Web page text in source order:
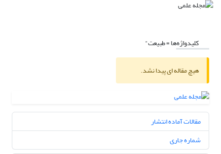
کلیدواژه‌ها =طبیعت"
هیچ مقاله ای پیدا نشد.
مقالات آماده انتشار
شماره جاری